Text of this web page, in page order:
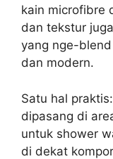
kain microfibre
dan tekstur
yang nge-
dan modern.
Satu hal
dipasang di
untuk shower
di dekat